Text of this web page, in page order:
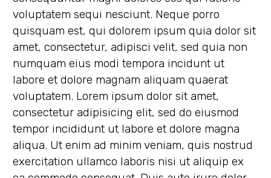
voluptatem sequi nesciunt. Neque porro
quisquam est, qui dolorem ipsum quia dolor sit
amet, consectetur, adipisci velit, sed quia non
numquam eius modi tempora incidunt ut
labore et dolore magnam aliquam quaerat
voluptatem. Lorem ipsum dolor sit amet,
consectetur adipisicing elit, sed do eiusmod
tempor incididunt ut labore et dolore magna
aliqua. Ut enim ad minim veniam, quis nostrud
exercitation ullamco laboris nisi ut aliquip ex